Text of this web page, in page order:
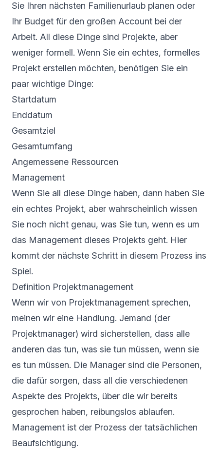
Sie Ihren nächsten Familienurlaub planen oder
Ihr Budget für den großen Account bei der
Arbeit. All diese Dinge sind Projekte, aber
weniger formell. Wenn Sie ein echtes, formelles
Projekt erstellen möchten, benötigen Sie ein
paar wichtige Dinge:
Startdatum
Enddatum
Gesamtziel
Gesamtumfang
Angemessene Ressourcen
Management
Wenn Sie all diese Dinge haben, dann haben Sie
ein echtes Projekt, aber wahrscheinlich wissen
Sie noch nicht genau, was Sie tun, wenn es um
das Management dieses Projekts geht. Hier
kommt der nächste Schritt in diesem Prozess ins
Spiel.
Definition Projektmanagement
Wenn wir von Projektmanagement sprechen,
meinen wir eine Handlung. Jemand (der
Projektmanager) wird sicherstellen, dass alle
anderen das tun, was sie tun müssen, wenn sie
es tun müssen. Die Manager sind die Personen,
die dafür sorgen, dass all die verschiedenen
Aspekte des Projekts, über die wir bereits
gesprochen haben, reibungslos ablaufen.
Management ist der Prozess der tatsächlichen
Beaufsichtigung.